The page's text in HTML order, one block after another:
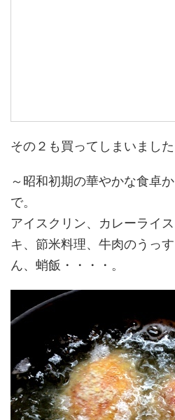
その２も買ってしまいました
～昭和初期の華やかな食卓
で。
アイスクリン、カレーライ
キ、節米料理、牛肉のうっ
ん、蛸飯・・・・。